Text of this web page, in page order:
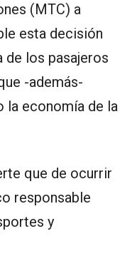
(MTC) a
esta decisión
de los pasajeros
-además-
la economía de la
que de ocurrir
responsable
y